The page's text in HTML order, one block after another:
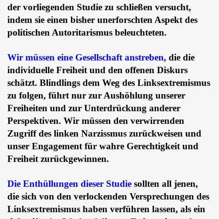
der vorliegenden Studie zu schließen versucht,
indem sie einen bisher unerforschten Aspekt des
politischen Autoritarismus beleuchteten.
Wir müssen eine Gesellschaft anstreben, die die
individuelle Freiheit und den offenen Diskurs
schätzt. Blindlings dem Weg des Linksextremismus
zu folgen, führt nur zur Aushöhlung unserer
Freiheiten und zur Unterdrückung anderer
Perspektiven. Wir müssen den verwirrenden
Zugriff des linken Narzissmus zurückweisen und
unser Engagement für wahre Gerechtigkeit und
Freiheit zurückgewinnen.
Die Enthüllungen dieser Studie sollten all jenen,
die sich von den verlockenden Versprechungen des
Linksextremismus haben verführen lassen, als ein